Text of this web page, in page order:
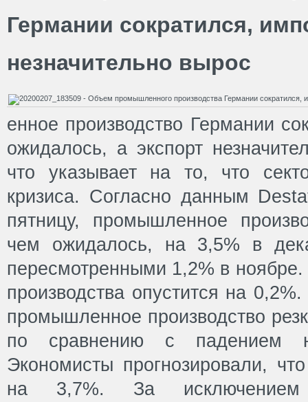
Германии сократился,
незначительно вырос
енное производство Германии
ожидалось, а экспорт
что указывает на то, что
кризиса. Согласно данным
пятницу, промышленное
чем ожидалось, на 3,5% в
пересмотренными 1,2% в
производства опустится на
промышленное производство
по сравнению с падением
Экономисты прогнозировали,
на 3,7%. За исключением